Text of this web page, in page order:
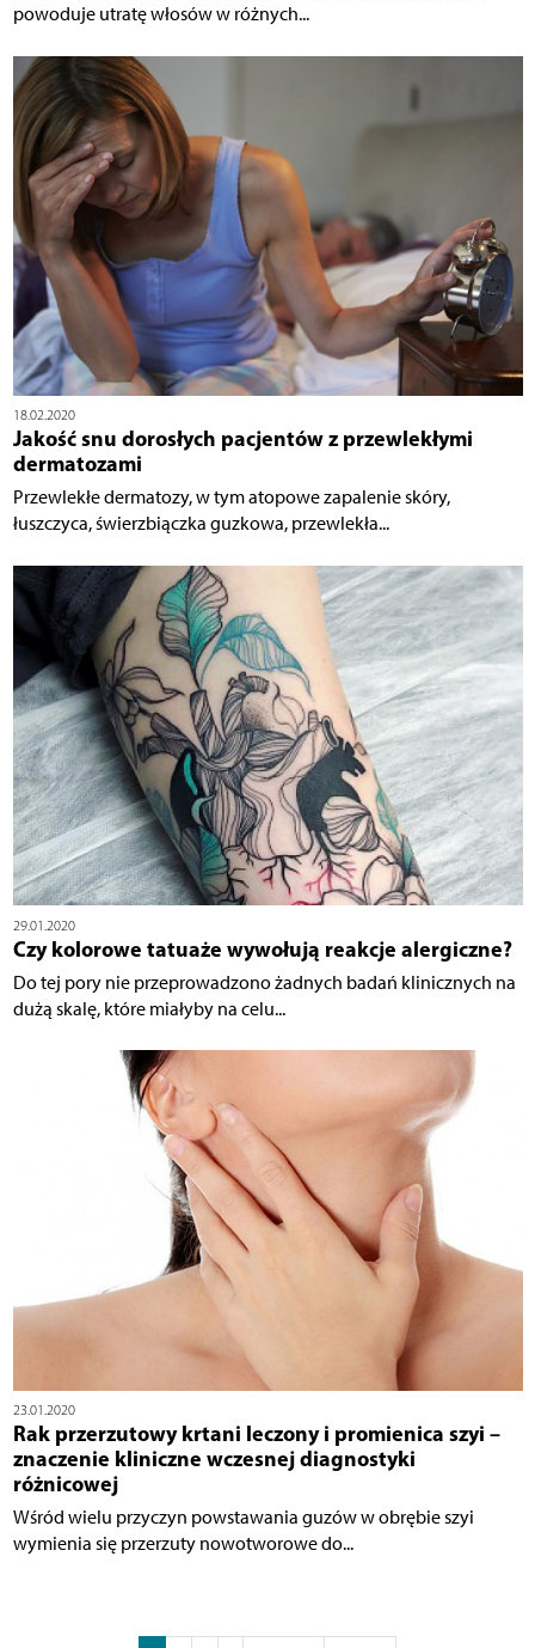
powoduje utratę włosów w różnych...
18.02.2020
Jakość snu dorosłych pacjentów z przewlekłymi
dermatozami
Przewlekłe dermatozy, w tym atopowe zapalenie skóry,
łuszczyca, świerzbiączka guzkowa, przewlekła...
29.01.2020
Czy kolorowe tatuaże wywołują reakcje alergiczne?
Do tej pory nie przeprowadzono żadnych badań klinicznych na
dużą skalę, które miałyby na celu...
23.01.2020
Rak przerzutowy krtani leczony i promienica szyi –
znaczenie kliniczne wczesnej diagnostyki
różnicowej
Wśród wielu przyczyn powstawania guzów w obrębie szyi
wymienia się przerzuty nowotworowe do...